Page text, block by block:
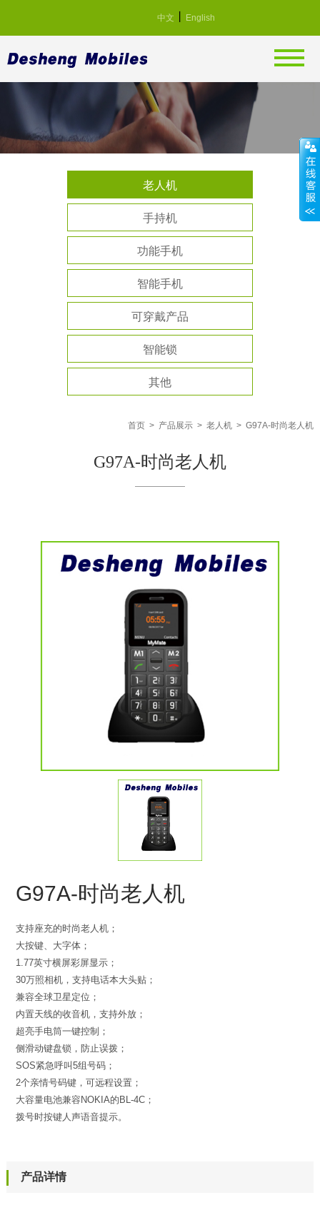
中文 English
老人机
手持机
功能手机
智能手机
可穿戴产品
智能锁
其他
首页 > 产品展示 > 老人机 > G97A-时尚老人机
G97A-时尚老人机
G97A-时尚老人机
支持座充的时尚老人机；
大按键、大字体；
1.77英寸横屏彩屏显示；
30万照相机，支持电话本大头贴；
兼容全球卫星定位；
内置天线的收音机，支持外放；
超亮手电筒一键控制；
侧滑动键盘锁，防止误拨；
SOS紧急呼叫5组号码；
2个亲情号码键，可远程设置；
大容量电池兼容NOKIA的BL-4C；
拨号时按键人声语音提示。
产品详情